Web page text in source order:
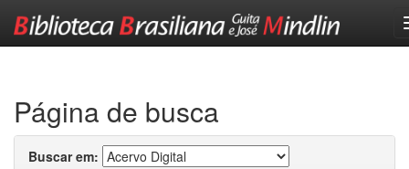
Página de busca
Buscar em: